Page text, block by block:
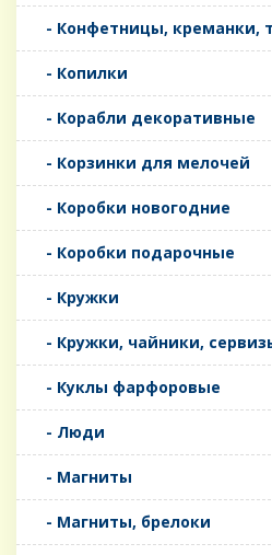
- Конфетницы, креманки,
- Копилки
- Корабли декоративные
- Корзинки для мелочей
- Коробки новогодние
- Коробки подарочные
- Кружки
- Кружки, чайники,
- Куклы фарфоровые
- Люди
- Магниты
- Магниты, брелоки